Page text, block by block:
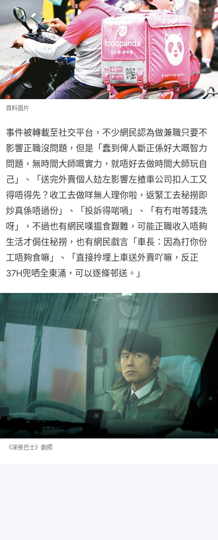
資料圖片
事件被轉載至社交平台，不少網民認為做兼職只要不
影響正職沒問題，但是「蠢到俾人斷正係好大嘅智力
問題，無時間大師嘅實力，就唔好去做時間大師玩自
己」、「送完外賣個人攰左影響左揸車公司扣人工又
得唔得先？收工去做咩無人理你啦，返緊工去秘撈即
炒真係唔過份」、「投訴得啱喎」、「有冇咁等錢洗
呀」，不過也有網民嘆揾食艱難，可能正職收入唔夠
生活才侷住秘撈，也有網民戲言「車長：因為打你份
工唔夠食嘛」、「直接拎埋上車送外賣吖嘛，反正
37H兜哂全東涌，可以逐條邨送。」
《深夜巴士》劇照